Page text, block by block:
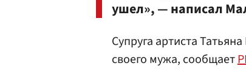
ушел», — написал
Супруга артиста
своего мужа, сообщает